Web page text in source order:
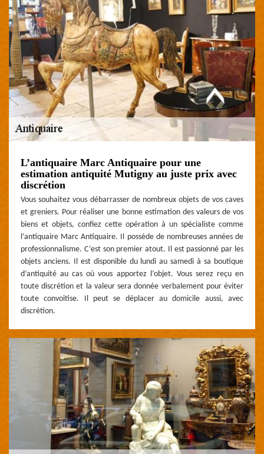
L’antiquaire Marc Antiquaire pour une
estimation antiquité Mutigny au juste prix avec
discrétion
Vous souhaitez vous débarrasser de nombreux objets de vos caves
et greniers. Pour réaliser une bonne estimation des valeurs de vos
biens et objets, confiez cette opération à un spécialiste comme
l’antiquaire Marc Antiquaire. Il possède de nombreuses années de
professionnalisme. C’est son premier atout. Il est passionné par les
objets anciens. Il est disponible du lundi au samedi à sa boutique
d’antiquité au cas où vous apportez l’objet. Vous serez reçu en
toute discrétion et la valeur sera donnée verbalement pour éviter
toute convoitise. Il peut se déplacer au domicile aussi, avec
discrétion.